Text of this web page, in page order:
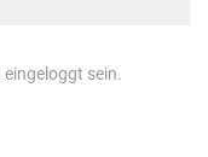
sein.